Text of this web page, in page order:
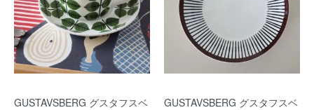
GUSTAVSBERG グスタフスベ
GUSTAVSBERG グスタフスベ